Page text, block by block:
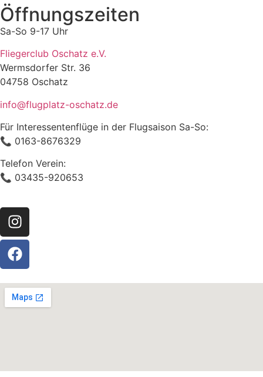
Öffnungszeiten
Sa-So 9-17 Uhr
Fliegerclub Oschatz e.V.
Wermsdorfer Str. 36
04758 Oschatz
info@flugplatz-oschatz.de
Für Interessentenflüge in der Flugsaison Sa-So:
📞 0163-8676329
Telefon Verein:
📞 03435-920653